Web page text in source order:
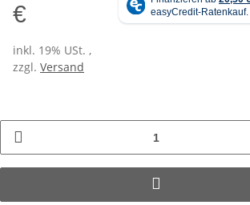
€
inkl. 19% USt. ,
zzgl. Versand